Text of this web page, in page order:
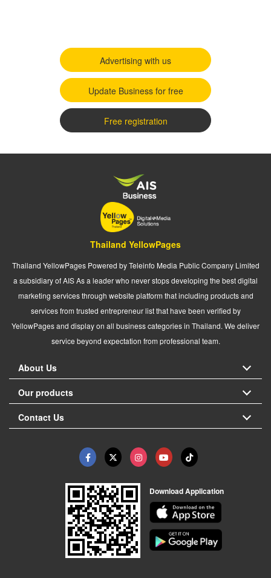
Advertising with us
Update Business for free
Free registration
Thailand YellowPages
Thailand YellowPages Powered by Teleinfo Media Public Company Limited
a subsidiary of AIS As a leader who never stops developing the best digital
marketing services through website platform that including products and
services from trusted entrepreneur list that have been verified by
YellowPages and display on all business categories in Thailand. We deliver
service beyond expectation from professional team.
About Us
Our products
Contact Us
Download Application